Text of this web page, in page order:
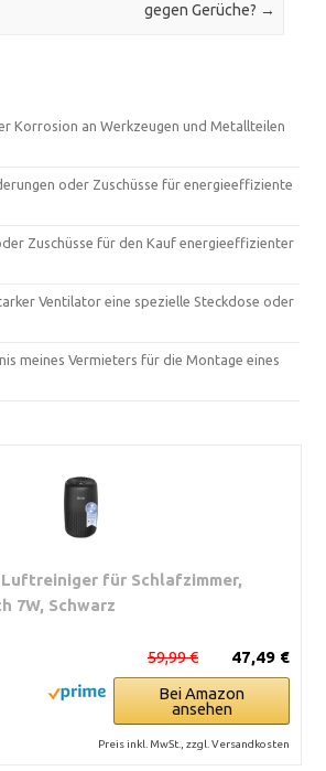
gegen Gerüche? →
Korrosion an Werkzeugen und Metallteilen
oder Zuschüsse für energieeffiziente
Zuschüsse für den Kauf energieeffizienter
Ventilator eine spezielle Steckdose oder
meines Vermieters für die Montage eines
für Schlafzimmer,
7W, Schwarz
47,49 €
59,99 €
Bei Amazon
ansehen
Preis inkl. MwSt., zzgl. Versandkosten